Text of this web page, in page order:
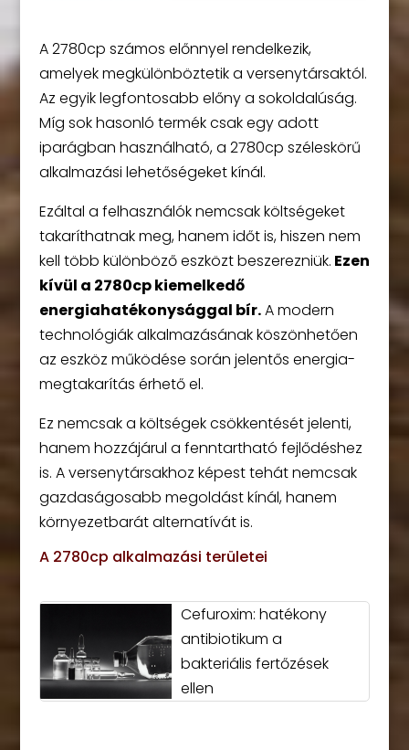
A 2780cp számos előnnyel rendelkezik,
amelyek megkülönböztetik a versenytársaktól.
Az egyik legfontosabb előny a sokoldalúság.
Míg sok hasonló termék csak egy adott
iparágban használható, a 2780cp széleskörű
alkalmazási lehetőségeket kínál.
Ezáltal a felhasználók nemcsak költségeket
takaríthatnak meg, hanem időt is, hiszen nem
kell több különböző eszközt beszerezniük. Ezen
kívül a 2780cp kiemelkedő
energiahatékonysággal bír.A modern
technológiák alkalmazásának köszönhetően
az eszköz működése során jelentős energia-
megtakarítás érhető el.
Ez nemcsak a költségek csökkentését jelenti,
hanem hozzájárul a fenntartható fejlődéshez
is. A versenytársakhoz képest tehát nemcsak
gazdaságosabb megoldást kínál, hanem
környezetbarát alternatívát is.
A 2780cp alkalmazási területei
Cefuroxim: hatékony
antibiotikum a
bakteriális fertőzések
ellen